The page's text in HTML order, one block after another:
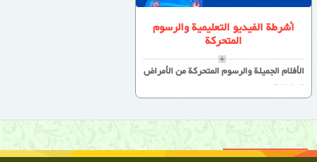
أشرطة الفيديو التعليمية والرسوم
المتحركة
الأفلام الجميلة والرسوم المتحركة من الأمراض
المختلفة